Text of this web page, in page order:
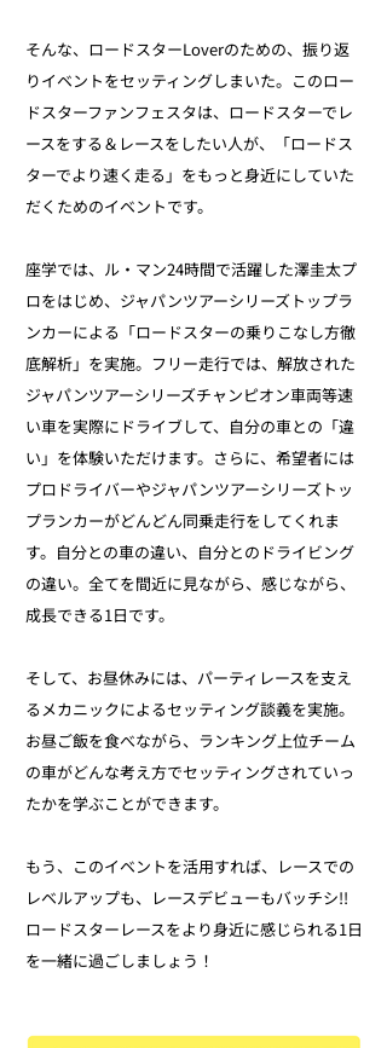
そんな、ロードスターLoverのための、振り返
りイベントをセッティングしまいた。このロー
ドスターファンフェスタは、ロードスターでレ
ースをする＆レースをしたい人が、「ロードス
ターでより速く走る」をもっと身近にしていた
だくためのイベントです。
座学では、ル・マン24時間で活躍した澤圭太プ
ロをはじめ、ジャパンツアーシリーズトップラ
ンカーによる「ロードスターの乗りこなし方徹
底解析」を実施。フリー走行では、解放された
ジャパンツアーシリーズチャンピオン車両等速
い車を実際にドライブして、自分の車との「違
い」を体験いただけます。さらに、希望者には
プロドライバーやジャパンツアーシリーズトッ
プランカーがどんどん同乗走行をしてくれま
す。自分との車の違い、自分とのドライビング
の違い。全てを間近に見ながら、感じながら、
成長できる1日です。
そして、お昼休みには、パーティレースを支え
るメカニックによるセッティング談義を実施。
お昼ご飯を食べながら、ランキング上位チーム
の車がどんな考え方でセッティングされていっ
たかを学ぶことができます。
もう、このイベントを活用すれば、レースでの
レベルアップも、レースデビューもバッチシ!!
​ロードスターレースをより身近に感じられる1日
を一緒に過ごしましょう！